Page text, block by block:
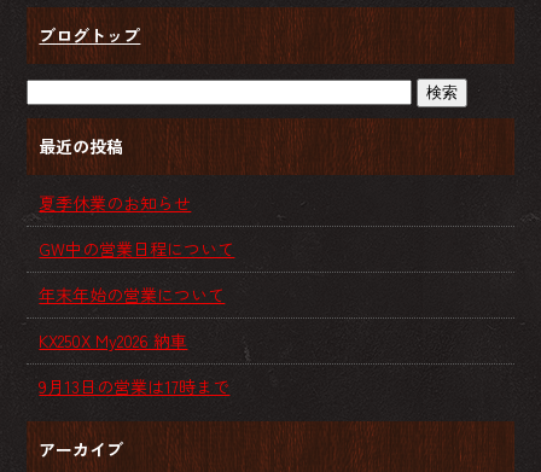
ブログトップ
最近の投稿
夏季休業のお知らせ
GW中の営業日程について
年末年始の営業について
KX250X My2026 納車
9月13日の営業は17時まで
アーカイブ